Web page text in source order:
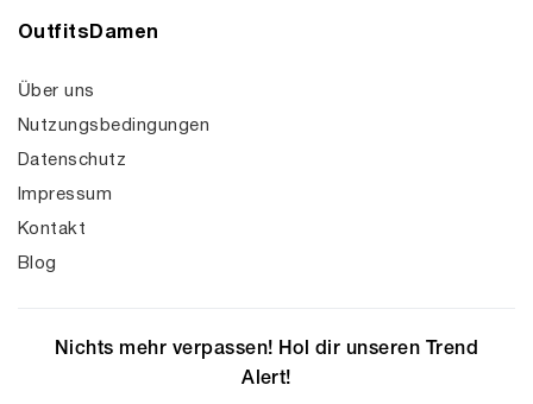
OutfitsDamen
Über uns
Nutzungsbedingungen
Datenschutz
Impressum
Kontakt
Blog
Nichts mehr verpassen! Hol dir unseren Trend
Alert!